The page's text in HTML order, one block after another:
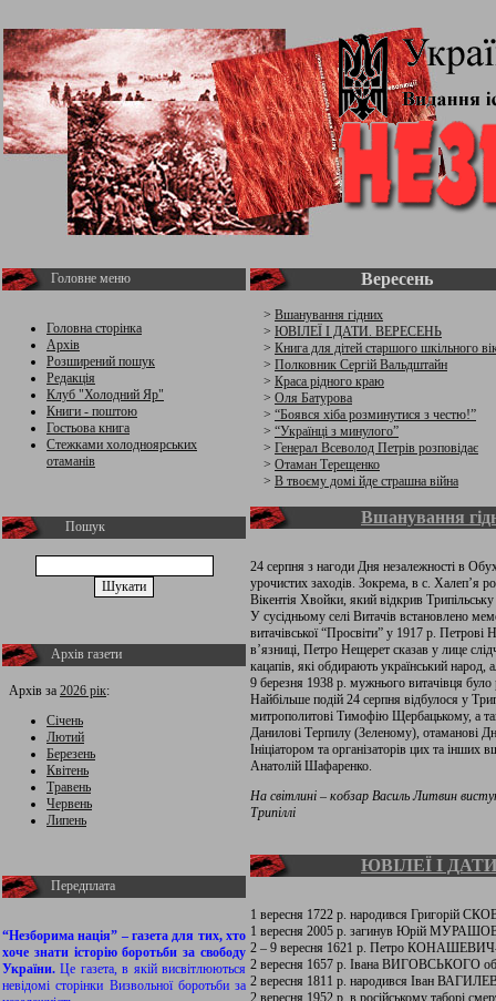
Головне меню
Головна сторінка
Архів
Розширений пошук
Редакція
Клуб "Холодний Яр"
Книги - поштою
Гостьова книга
Стежками холодноярських
отаманів
Пошук
Архів газети
Архів за 2026 рік:
Січень
Лютий
Березень
Квітень
Травень
Червень
Липень
Передплата
“Незборима нація” – газета для тих, хто
хоче знати історію боротьби за свободу
України.Це газета, в якій висвітлюються
невідомі сторінки Визвольної боротьби за
Вересень
> Вшанування гідних
> ЮВІЛЕЇ І ДАТИ. ВЕРЕСЕНЬ
> Книга для дітей старшого шкільного
> Полковник Сергій Вальдштайн
> Краса рідного краю
> Оля Батурова
> “Боявся хіба розминутися з честю!”
> “Українці з минулого”
> Генерал Всеволод Петрів розповідає
> Отаман Терещенко
> В твоєму домі йде страшна війна
Вшанування
24 серпня з нагоди Дня незалежності в
урочистих заходів. Зокрема, в с. Халеп’я
Вікентія Хвойки, який відкрив Трипільську
У сусідньому селі Витачів встановлено
витачівської “Просвіти” у 1917 р.
в’язниці, Петро Нещерет сказав у лице
кацапів, які обдирають український
9 березня 1938 р. мужнього витачівця було
Найбільше подій 24 серпня відбулося у
митрополитові Тимофію Щербацькому, а
Данилові Терпилу (Зеленому), отаманові
Ініціатором та організаторів цих та інших
Анатолій Шафаренко.
На світлині – кобзар Василь Литвин
Трипіллі
ЮВІЛЕЇ І
1 вересня 1722 р. народився Григорій
1 вересня 2005 р. загинув Юрій МУРАШОВ,
2 – 9 вересня 1621 р. Петро
2 вересня 1657 р. Івана ВИГОВСЬКОГО
2 вересня 1811 р. народився Іван
2 вересня 1952 р. в російському таборі